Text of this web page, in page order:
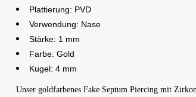
Plattierung: PVD
Verwendung: Nase
Stärke: 1 mm
Farbe: Gold
Kugel: 4 mm
Unser goldfarbenes Fake Septum Piercing mit